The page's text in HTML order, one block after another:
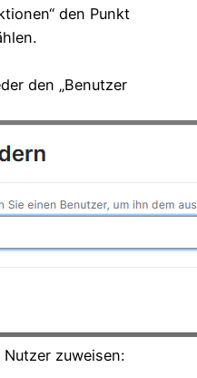
den Punkt
den „Benutzer
zuweisen: